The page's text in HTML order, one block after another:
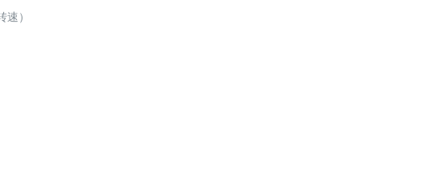
）